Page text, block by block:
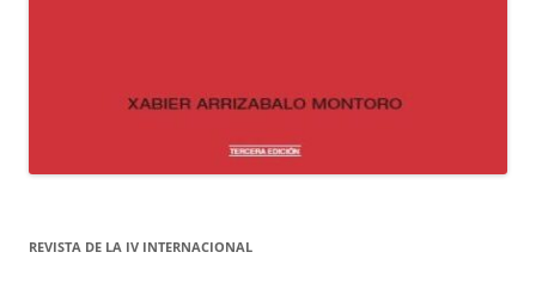
REVISTA DE LA IV INTERNACIONAL